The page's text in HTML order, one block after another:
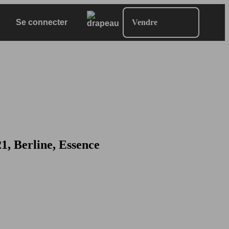
Se connecter Vendre
Berline, Essence